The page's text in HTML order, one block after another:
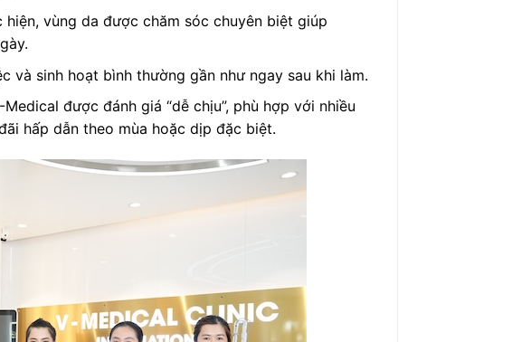
hiện, vùng da được chăm sóc chuyên biệt giúp
và sinh hoạt bình thường gần như ngay sau khi làm.
được đánh giá “dễ chịu”, phù hợp với nhiều
hấp dẫn theo mùa hoặc dịp đặc biệt.